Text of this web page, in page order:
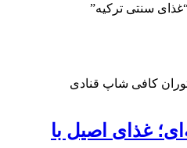
سنتی ترکیه”
غذای اصیل با